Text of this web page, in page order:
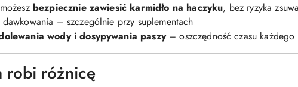
bezpiecznie zawiesić karmidło na haczyku, bez ryzyka
– szczególnie przy suplementach
wody i dosypywania paszy– oszczędność czasu każdego
robi różnicę